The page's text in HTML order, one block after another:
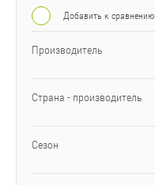
Добавить к сравнению
Производитель
Страна - производитель
Сезон